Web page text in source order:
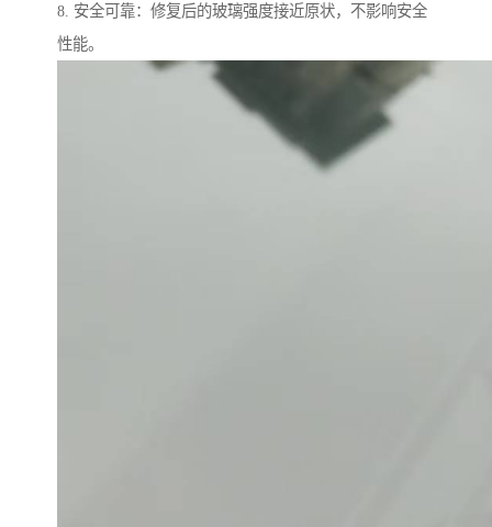
8. 安全可靠：修复后的玻璃强度接近原状，不影响安全
性能。